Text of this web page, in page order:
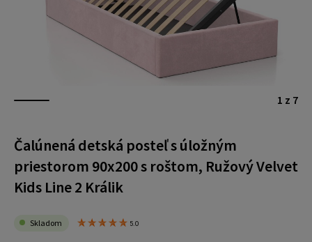
1 z 7
Čalúnená detská posteľ s úložným
priestorom 90x200 s roštom, Ružový Velvet
Kids Line 2 Králik
Skladom 5.0